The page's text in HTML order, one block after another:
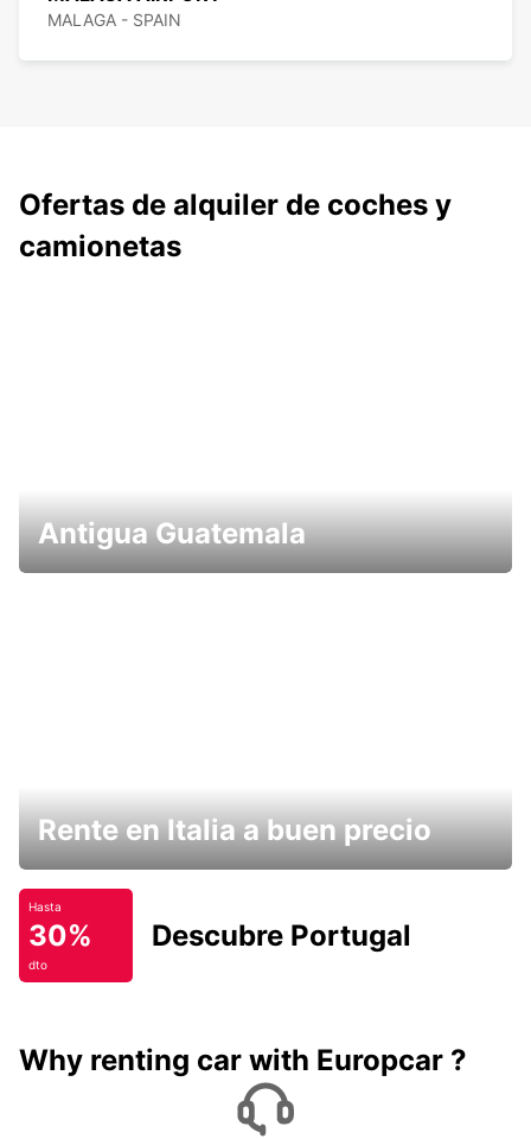
MALAGA - SPAIN
Ofertas de alquiler de coches y
camionetas
Antigua Guatemala
Rente en Italia a buen precio
Hasta
30%
dto
Descubre Portugal
Why renting car with Europcar ?